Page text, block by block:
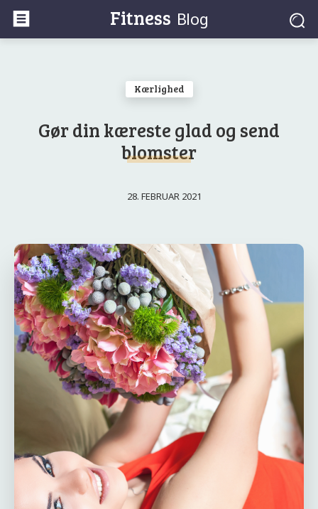
Fitness Blog
Kærlighed
Gør din kæreste glad og send
blomster
28. FEBRUAR 2021